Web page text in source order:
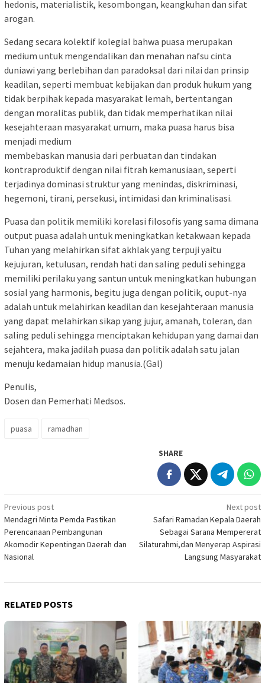
hedonis, materialistik, kesombongan, keangkuhan dan sifat
arogan.
Sedang secara kolektif kolegial bahwa puasa merupakan
medium untuk mengendalikan dan menahan nafsu cinta
duniawi yang berlebihan dan paradoksal dari nilai dan prinsip
keadilan, seperti membuat kebijakan dan produk hukum yang
tidak berpihak kepada masyarakat lemah, bertentangan
dengan moralitas publik, dan tidak memperhatikan nilai
kesejahteraan masyarakat umum, maka puasa harus bisa
menjadi medium
membebaskan manusia dari perbuatan dan tindakan
kontraproduktif dengan nilai fitrah kemanusiaan, seperti
terjadinya dominasi struktur yang menindas, diskriminasi,
hegemoni, tirani, persekusi, intimidasi dan kriminalisasi.
Puasa dan politik memiliki korelasi filosofis yang sama dimana
output puasa adalah untuk meningkatkan ketakwaan kepada
Tuhan yang melahirkan sifat akhlak yang terpuji yaitu
kejujuran, ketulusan, rendah hati dan saling peduli sehingga
memiliki perilaku yang santun untuk meningkatkan hubungan
sosial yang harmonis, begitu juga dengan politik, ouput-nya
adalah untuk melahirkan keadilan dan kesejahteraan manusia
yang dapat melahirkan sikap yang jujur, amanah, toleran, dan
saling peduli sehingga menciptakan kehidupan yang damai dan
sejahtera, maka jadilah puasa dan politik adalah satu jalan
menuju kedamaian hidup manusia.(Gal)
Penulis,
Dosen dan Pemerhati Medsos.
puasa ramadhan
SHARE
Post
navigation
Previous post
Mendagri Minta Pemda Pastikan
Perencanaan Pembangunan
Akomodir Kepentingan Daerah dan
Nasional
Next post
Safari Ramadan Kepala Daerah
Sebagai Sarana Mempererat
Silaturahmi,dan Menyerap Aspirasi
Langsung Masyarakat
RELATED POSTS